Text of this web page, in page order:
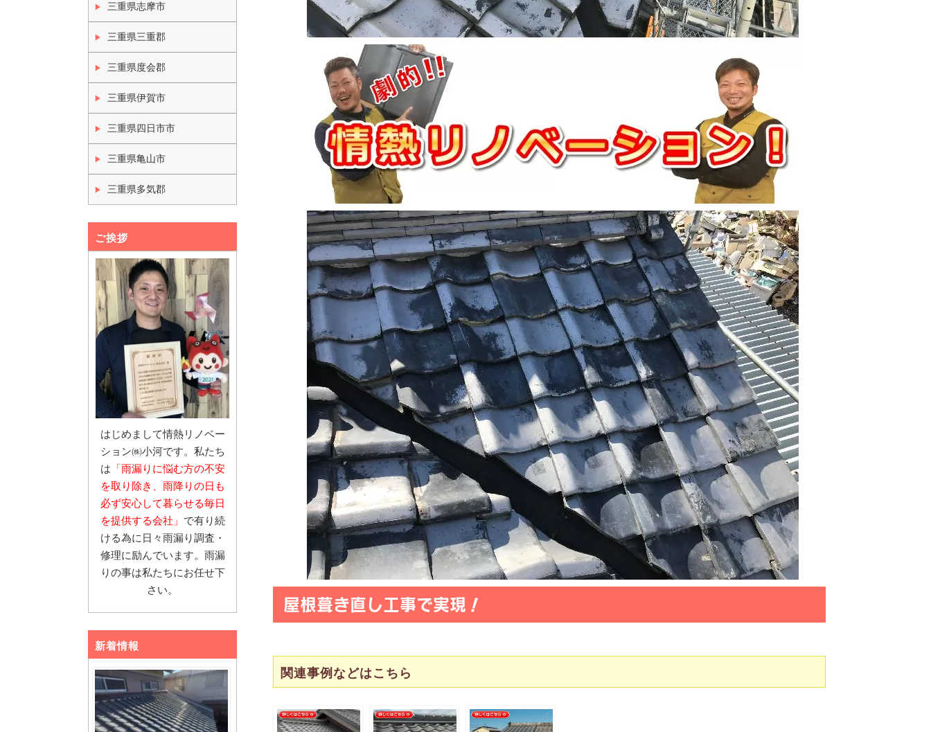
屋根葺き直し工事で実現！
関連事例などはこちら
三重県志摩市
三重県三重郡
三重県度会郡
三重県伊賀市
三重県四日市市
三重県亀山市
三重県多気郡
ご挨拶
はじめまして情熱リノベー
ション㈱小河です。私たち
は 「雨漏りに悩む方の不安
を取り除き、雨降りの日も
必ず安心して暮らせる毎日
を提供する会社」 で有り続
ける為に日々雨漏り調査・
修理に励んでいます。雨漏
りの事は私たちにお任せ下
さい。
新着情報